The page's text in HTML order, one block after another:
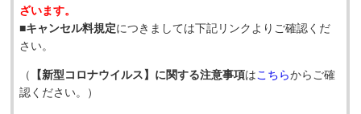
ざいます。
■キャンセル料規定につきましては下記リンクよりご確認くだ
さい。
（ 【新型コロナウイルス】に関する注意事項はこちらからご確
認ください。）